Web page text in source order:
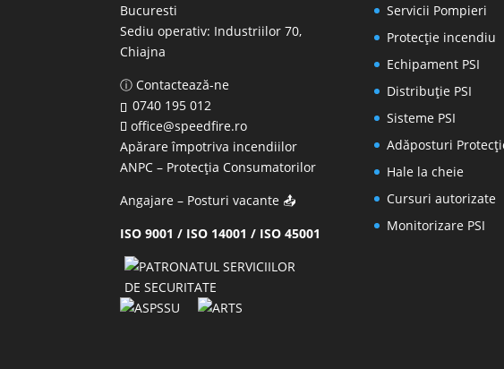
Bucuresti
Sediu operativ: Industriilor 70,
Chiajna
ⓘ Contactează-ne
0740 195 012
office@speedfire.ro
Apărare împotriva incendiilor
ANPC – Protecția Consumatorilor
Angajare – Posturi vacante 📤
ISO 9001 / ISO 14001 / ISO 45001
Servicii Pompieri
Protecţie incendiu
Echipament PSI
Distribuţie PSI
Sisteme PSI
Adăposturi
Hale la cheie
Cursuri autorizate
Monitorizare PSI